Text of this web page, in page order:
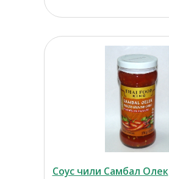
Соус чили Самбал Олек